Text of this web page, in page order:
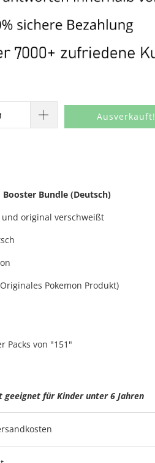
Ausverkauft!
Booster Bundle (Deutsch)
original verschweißt
Pokemon Produkt)
Packs von "151"
geeignet für Kinder unter 6 Jahren